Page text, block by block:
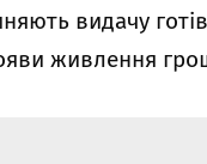
видачу
живлення